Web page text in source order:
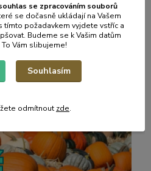
listí a co pak sním?
se zpracováním souborů
se dočasně ukládají na Vašem
tímto požadavkem vyjdete vstříc a
Budeme se k Vašim datům
Vám slibujeme!
Souhlasím
odmítnout zde.